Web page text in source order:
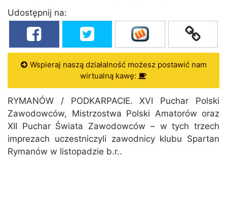
Udostępnij na:
Wspieraj naszą działalność możesz postawić nam
wirtualną kawę:
RYMANÓW / PODKARPACIE. XVI Puchar Polski
Zawodowców, Mistrzostwa Polski Amatorów oraz
XII Puchar Świata Zawodowców – w tych trzech
imprezach uczestniczyli zawodnicy klubu Spartan
Rymanów w listopadzie b.r..